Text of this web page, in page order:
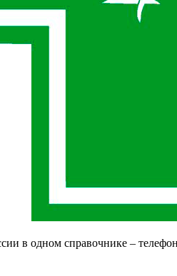
в одном справочнике –